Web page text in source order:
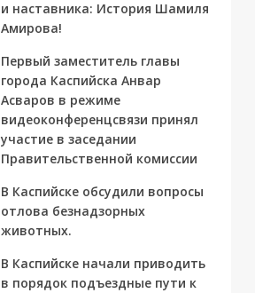
и наставника: История Шамиля
Амирова!
Первый заместитель главы
города Каспийска Анвар
Асваров в режиме
видеоконференцсвязи принял
участие в заседании
Правительственной комиссии
В Каспийске обсудили вопросы
отлова безнадзорных
животных.
В Каспийске начали приводить
в порядок подъездные пути к